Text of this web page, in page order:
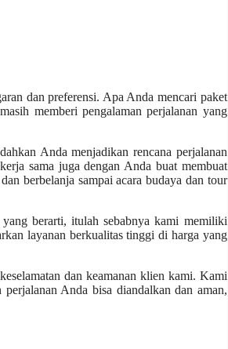
dan preferensi. Apa Anda mencari paket
memberi pengalaman perjalanan yang
Anda menjadikan rencana perjalanan
sama juga dengan Anda buat membuat
berbelanja sampai acara budaya dan tour
berarti, itulah sebabnya kami memiliki
layanan berkualitas tinggi di harga yang
dan keamanan klien kami. Kami
Anda bisa diandalkan dan aman,